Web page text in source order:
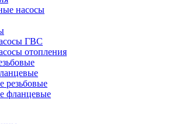
насосы
ГВС
отопления
резьбовые
фланцевые